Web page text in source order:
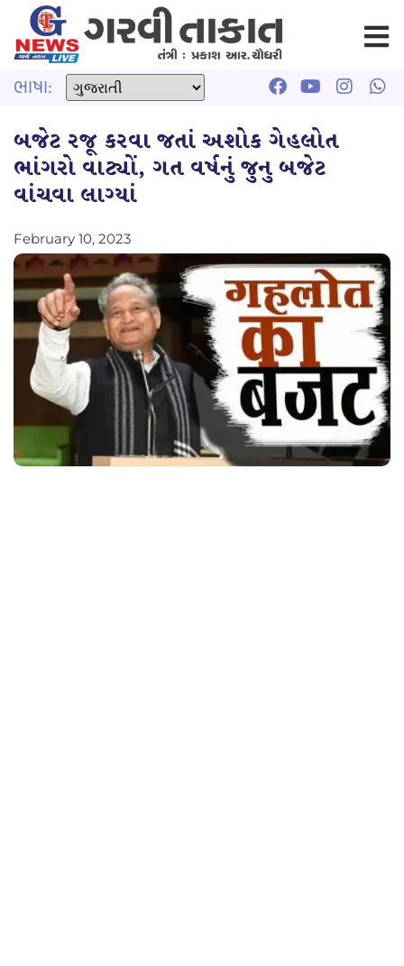
ભાષા:
બજેટ રજૂ કરવા જતાં અશોક ગેહલોત
ભાંગરો વાટ્યોં, ગત વર્ષનું જુનુ બજેટ
વાંચવા લાગ્યાં
February 10, 2023